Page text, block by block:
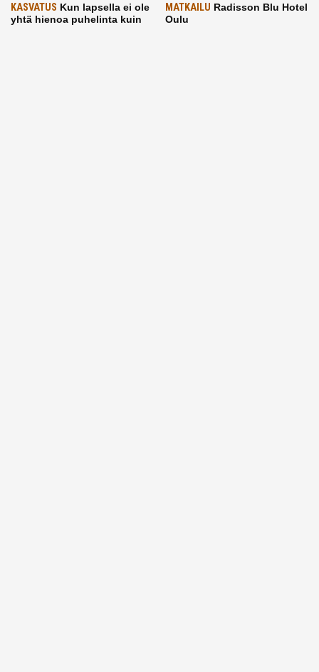
KASVATUS Kun lapsella ei ole
yhtä hienoa puhelinta kuin
MATKAILU Radisson Blu Hotel
Oulu